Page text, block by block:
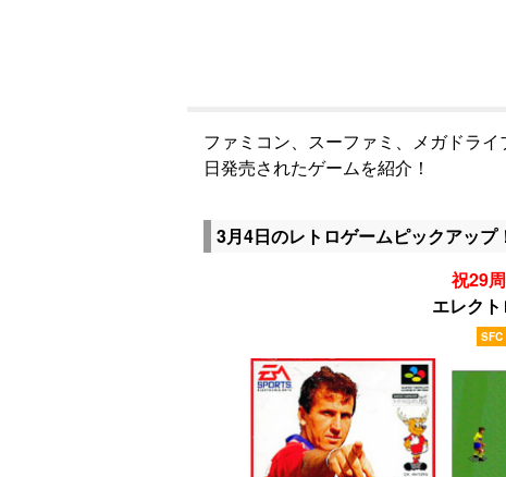
ファミコン、スーファミ、メガドラ
日発売されたゲームを紹介！
3月4日のレトロゲームピックアップ
祝29
エレク
SFC